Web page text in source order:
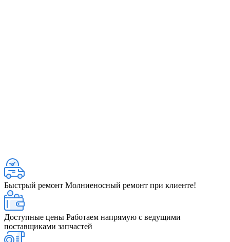
Быстрый ремонт Молниеносный ремонт при клиенте!
Доступные цены Работаем напрямую с ведущими
поставщиками запчастей